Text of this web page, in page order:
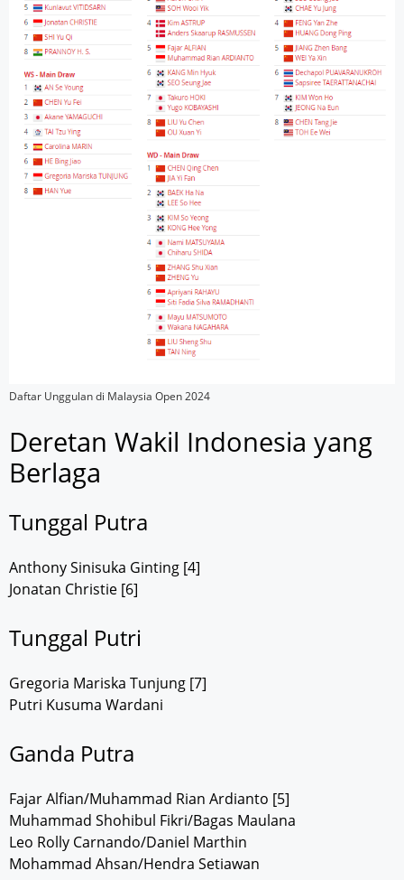
Daftar Unggulan di Malaysia Open 2024
Deretan Wakil Indonesia yang
Berlaga
Tunggal Putra
Anthony Sinisuka Ginting [4]
Jonatan Christie [6]
Tunggal Putri
Gregoria Mariska Tunjung [7]
Putri Kusuma Wardani
Ganda Putra
Fajar Alfian/Muhammad Rian Ardianto [5]
Muhammad Shohibul Fikri/Bagas Maulana
Leo Rolly Carnando/Daniel Marthin
Mohammad Ahsan/Hendra Setiawan